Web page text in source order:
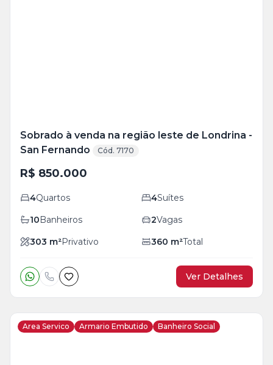
Sobrado à venda na região leste de Londrina -
San Fernando
Cód. 7170
R$ 850.000
4Quartos 4Suítes
10Banheiros 2Vagas
303 m²Privativo 360 m²Total
Ver Detalhes
Area Servico Armario Embutido Banheiro Social